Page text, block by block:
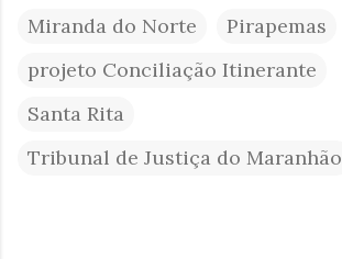
Miranda do Norte
Pirapemas
projeto Conciliação Itinerante
Santa Rita
Tribunal de Justiça do Maranhão